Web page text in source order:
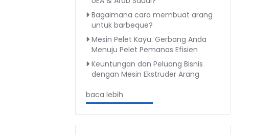
Bagaimana cara membuat arang
untuk barbeque?
Mesin Pelet Kayu: Gerbang Anda
Menuju Pelet Pemanas Efisien
Keuntungan dan Peluang Bisnis
dengan Mesin Ekstruder Arang
baca lebih